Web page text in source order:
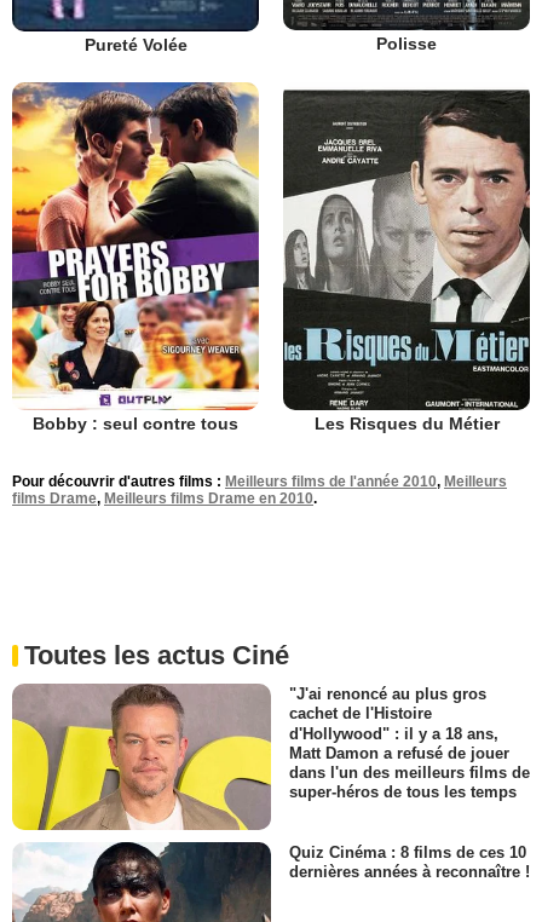
Pureté Volée Polisse
Bobby : seul contre tous Les Risques du Métier
Pour découvrir d'autres films : Meilleurs films de l'année 2010, Meilleurs
films Drame, Meilleurs films Drame en 2010.
Toutes les actus Ciné
"J'ai renoncé au plus gros
cachet de l'Histoire
d'Hollywood" : il y a 18 ans,
Matt Damon a refusé de jouer
dans l'un des meilleurs films de
super-héros de tous les temps
Quiz Cinéma : 8 films de ces 10
dernières années à reconnaître !